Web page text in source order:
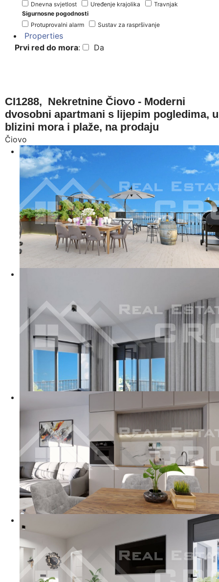
Dnevna svjetlost
Uređenje krajolika
Travnjak
Sigurnosne pogodnosti
Protuprovalni alarm
Sustav za raspršivanje
Properties
Prvi red do mora: Da
CI1288, Nekretnine Čiovo - Moderni
dvosobni apartmani s lijepim pogledima, u
blizini mora i plaže, na prodaju
Čiovo